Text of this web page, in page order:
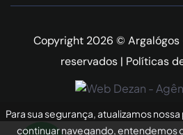
Copyright 2026 ©
reservados | Políticas
Para sua segurança, atualizamos nossa
continuar navegando, entendemos